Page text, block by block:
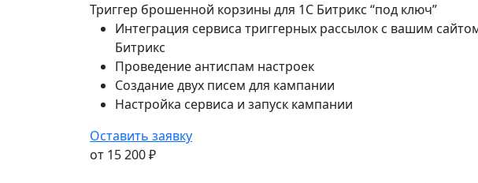
Триггер брошенной корзины для 1C Битрикс “под ключ”
Интеграция сервиса триггерных рассылок с вашим
Битрикс
Проведение антиспам настроек
Создание двух писем для кампании
Настройка сервиса и запуск кампании
Оставить заявку
от 15 200 ₽